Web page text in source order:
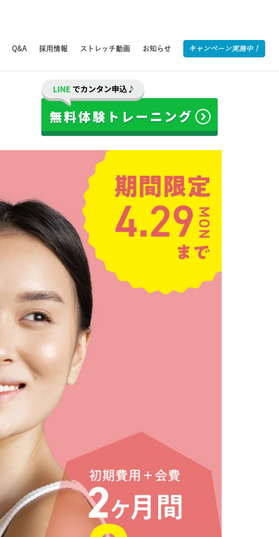
Q&A 採用情報 ストレッチ動画 お知らせ キャンペーン実施中！